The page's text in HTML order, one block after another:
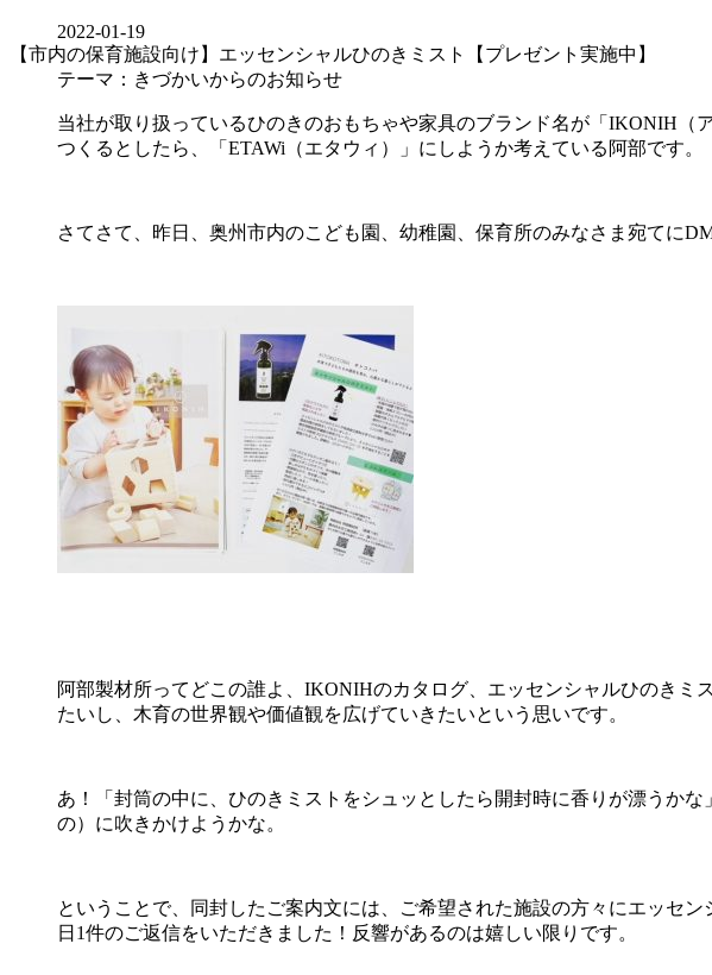
2022-01-19
【市内の保育施設向け】エッセンシャルひのきミスト【プレゼント実施中】
テーマ：きづかいからのお知らせ
当社が取り扱っているひのきのおもちゃや家具のブランド名が「IKONIH
つくるとしたら、「ETAWi（エタウィ）」にしようか考えている阿部です。
さてさて、昨日、奥州市内のこども園、幼稚園、保育所のみなさま宛てに
阿部製材所ってどこの誰よ、IKONIHのカタログ、エッセンシャルひのき
たいし、木育の世界観や価値観を広げていきたいという思いです。
あ！「封筒の中に、ひのきミストをシュッとしたら開封時に香りが漂うか
の）に吹きかけようかな。
ということで、同封したご案内文には、ご希望された施設の方々にエッセ
日1件のご返信をいただきました！反響があるのは嬉しい限りです。